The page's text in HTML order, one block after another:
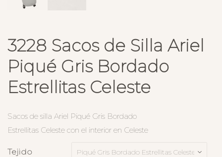
3228 Sacos de Silla Ariel
Piqué Gris Bordado
Estrellitas Celeste
Sacos de silla Ariel Piqué Gris Bordado
Estrellitas Celeste con el interior en Celeste
Tejido